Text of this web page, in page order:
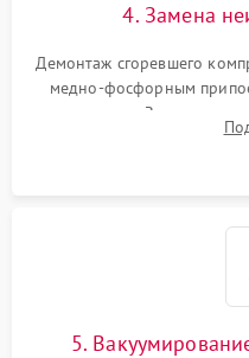
4. Замена
Демонтаж сгоревшего
медно-фосфорным
осушителя. Замена
сломанных заслонок или
5.